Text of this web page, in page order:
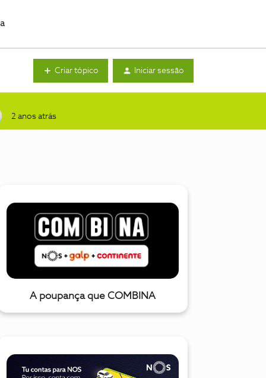
Criar tópico Iniciar sessão
2 anos atrás
A poupança que COMBINA